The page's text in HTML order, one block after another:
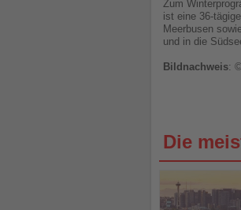
Zum
ist eine 36-
Meerbusen
und in die
Bildnachweis:
Die